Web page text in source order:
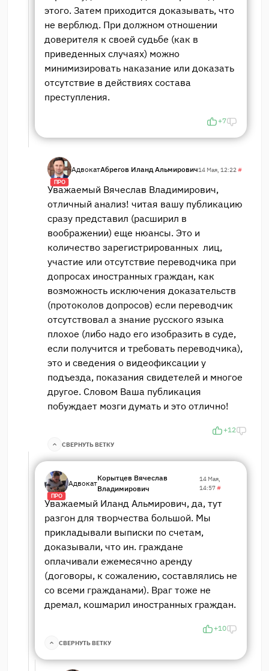
этого. Затем приходится доказывать, что
не верблюд. При должном отношении
доверителя к своей судьбе (как в
приведенных случаях) можно
минимизировать наказание или доказать
отсутствие в действиях состава
преступления.
+7
ПРО
АдвокатАбрегов Иланд Альмирович14 Мая, 12:22 #
Уважаемый Вячеслав Владимирович,
отличный анализ! читая вашу публикацию
сразу представил (расширил в
воображении) еще нюансы. Это и
количество зарегистрированных лиц,
участие или отсутствие переводчика при
допросах иностранных граждан, как
возможность исключения доказательств
(протоколов допросов) если переводчик
отсутствовал а знание русского языка
плохое (либо надо его изобразить в суде,
если получится и требовать переводчика),
это и сведения о видеофиксации у
подъезда, показания свидетелей и многое
другое. Словом Ваша публикация
побуждает мозги думать и это отлично!
+12
СВЕРНУТЬ ВЕТКУ
ПРО
Адвокат
Корытцев Вячеслав
Владимирович
14 Мая,
14:57#
Уважаемый Иланд Альмирович, да, тут
разгон для творчества большой. Мы
прикладывали выписки по счетам,
доказывали, что ин. граждане
оплачивали ежемесячно аренду
(договоры, к сожалению, составлялись не
со всеми гражданами). Враг тоже не
дремал, кошмарил иностранных граждан.
+10
СВЕРНУТЬ ВЕТКУ